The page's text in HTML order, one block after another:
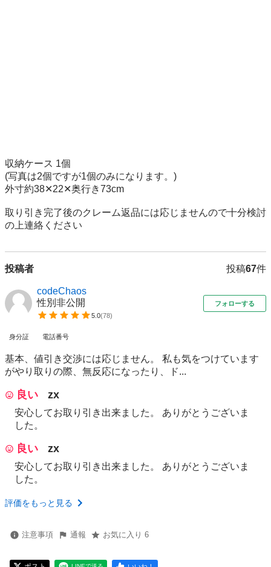
収納ケース 1個
(写真は2個ですが1個のみになります。)
外寸約38✕22✕奥行き73cm
取り引き完了後のクレーム返品には応じませんので十分検討
の上連絡ください
投稿者 投稿67件
codeChaos
性別非公開
5.0(78)
フォローする
身分証 電話番号
基本、値引き交渉には応じません。 私も気をつけています
がやり取りの際、無反応になったり、ド...
良い zx
安心してお取り引き出来ました。 ありがとうございま
した。
良い zx
安心してお取り引き出来ました。 ありがとうございま
した。
評価をもっと見る
注意事項 通報 お気に入り 6